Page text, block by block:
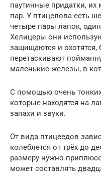
паутинные придатки,
пар. У птицелова есть
четыре пары лапок,
Хелицеры они
защищаются и охотятся,
перетаскивают
маленькие железы, в
С помощью очень
которые находятся на
запахи и звуки.
От вида птицеедов
колеблется от трёх до
размеру нужно
может составлять